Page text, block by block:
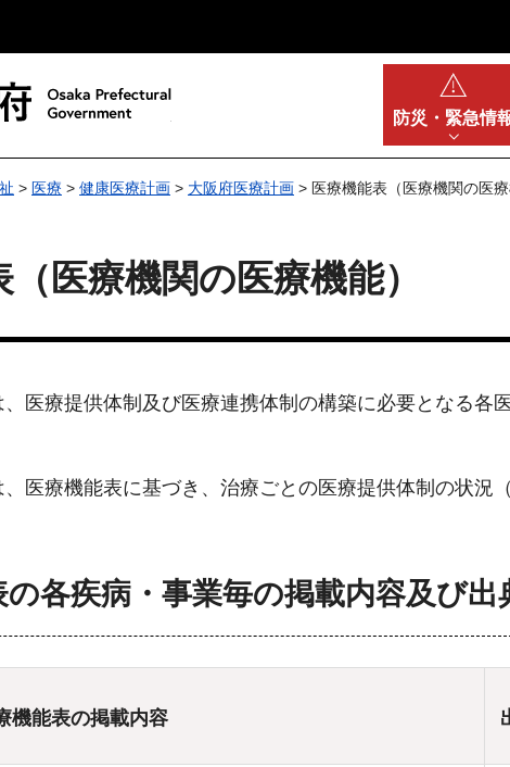
防災・ 緊急情
> 医療 > 健康医療計画 > 大阪府医療計画 > 医療機能表（医療機関の医療
（医療機関の医療機能）
、医療提供体制及び医療連携体制の構築に必要となる
医療機能表に基づき、治療ごとの医療提供体制の状況
の各疾病・事業毎の掲載内容及び出
機能表の掲載内容